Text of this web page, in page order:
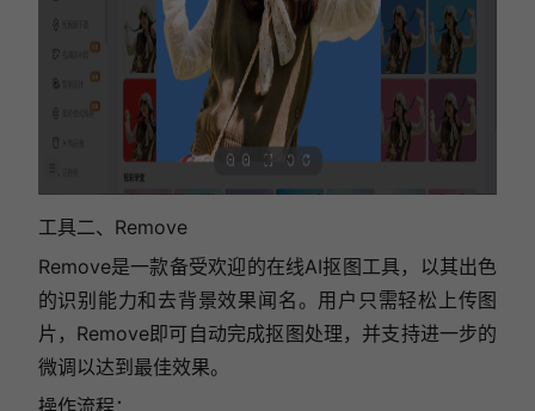
工具二、 Remove
Remove是一款备受欢迎的在线AI抠图工具，以其出色
的识别能力和去背景效果闻名。用户只需轻松上传图
片，Remove即可自动完成抠图处理，并支持进一步的
微调以达到最佳效果。
操作流程 ：